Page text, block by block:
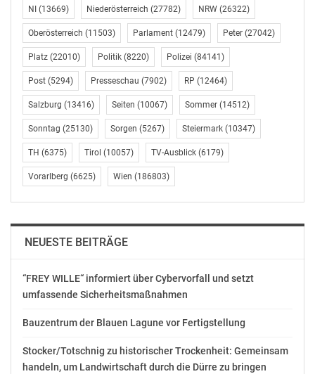
OTS-ORIGINALTEXT PRESSEAUSSENDUNG UNTER
AUSSCHLIESSLICHER INHALTLICHER VERANTWORTUNG
DES AUSSENDERS. www.ots.at
© Copyright APA-OTS Originaltext-Service GmbH und
der jeweilige Aussender
Gefällt mir:
NI (13669) Niederösterreich (27782) NRW (26322)
Oberösterreich (11503) Parlament (12479) Peter (27042)
Platz (22010) Politik (8220) Polizei (84141)
Post (5294) Presseschau (7902) RP (12464)
Salzburg (13416) Seiten (10067) Sommer (14512)
Sonntag (25130) Sorgen (5267) Steiermark (10347)
TH (6375) Tirol (10057) TV-Ausblick (6179)
Vorarlberg (6625) Wien (186803)
NEUESTE BEITRÄGE
“FREY WILLE“ informiert über Cybervorfall und setzt
umfassende Sicherheitsmaßnahmen
Bauzentrum der Blauen Lagune vor Fertigstellung
Stocker/Totschnig zu historischer Trockenheit: Gemeinsam
handeln, um Landwirtschaft durch die Dürre zu bringen